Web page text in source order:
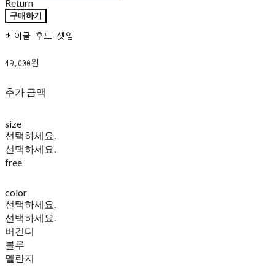
Return
구매하기
베이글 후드 셋업
49,000원
추가 금액
size
선택하세요.
선택하세요.
free
color
선택하세요.
선택하세요.
버건디
블루
멜란지